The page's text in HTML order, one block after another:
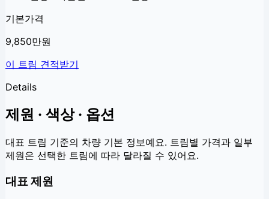
기본가격
9,850만원
이 트림 견적받기
Details
제원 · 색상 · 옵션
대표 트림 기준의 차량 기본 정보예요. 트림별 가격과 일부
제원은 선택한 트림에 따라 달라질 수 있어요.
대표 제원